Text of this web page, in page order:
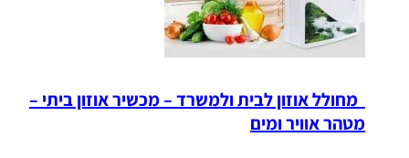
מחולל אוזון לבית ולמשרד – מכשיר אוזון ביתי –
מטהר אוויר ומים